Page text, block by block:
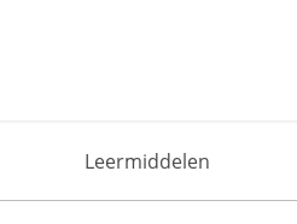
Leermiddelen